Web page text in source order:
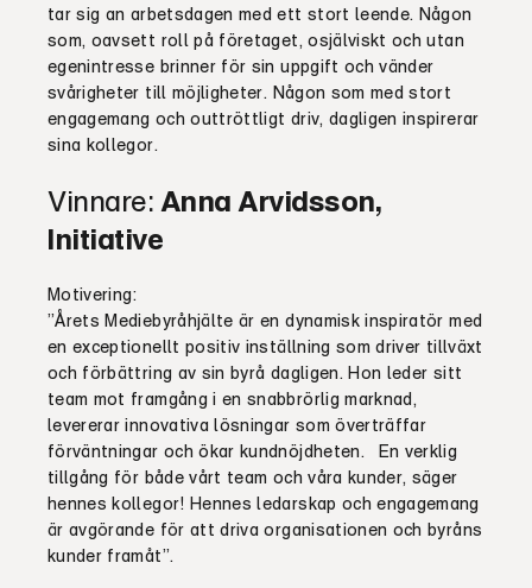
tar sig an arbetsdagen med ett stort leende. Någon
som, oavsett roll på företaget, osjälviskt och utan
egenintresse brinner för sin uppgift och vänder
svårigheter till möjligheter. Någon som med stort
engagemang och outtröttligt driv, dagligen inspirerar
sina kollegor.
Vinnare: Anna Arvidsson,
Initiative
Motivering:
”Årets Mediebyråhjälte är en dynamisk inspiratör med
en exceptionellt positiv inställning som driver tillväxt
och förbättring av sin byrå dagligen. Hon leder sitt
team mot framgång i en snabbrörlig marknad,
levererar innovativa lösningar som överträffar
förväntningar och ökar kundnöjdheten.
En verklig
tillgång för både vårt team och våra kunder, säger
hennes kollegor! Hennes ledarskap och engagemang
är avgörande för att driva organisationen och byråns
kunder framåt”.